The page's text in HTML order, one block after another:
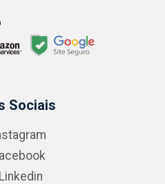
Sociais
Linkedin